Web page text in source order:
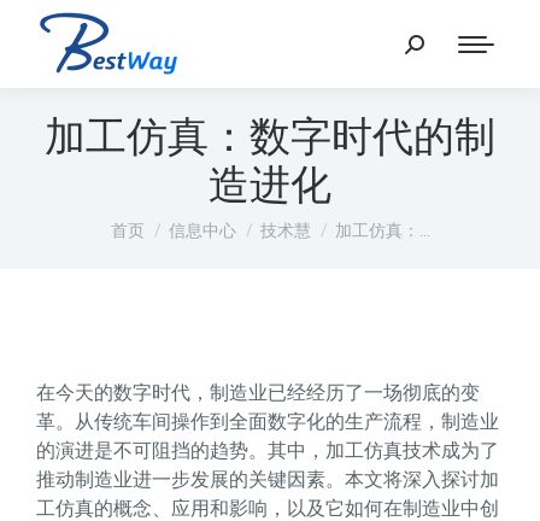
加工仿真：数字时代的制
造进化
您在这里：
首页 信息中心 技术慧 加工仿真：…
在今天的数字时代，制造业已经经历了一场彻底的变
革。从传统车间操作到全面数字化的生产流程，制造业
的演进是不可阻挡的趋势。其中，加工仿真技术成为了
推动制造业进一步发展的关键因素。本文将深入探讨加
工仿真的概念、应用和影响，以及它如何在制造业中创